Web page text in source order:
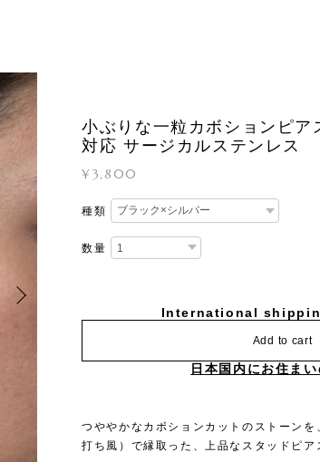
小ぶりな一粒カボションピ
対応 サージカルステンレス
¥3,800
種類
数量
International
Add to cart
日本国内にお住ま
つややかなカボションカットのストーン
打ち風）で縁取った、上品なスタッドピア